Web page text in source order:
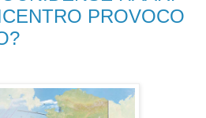
PROVOCO